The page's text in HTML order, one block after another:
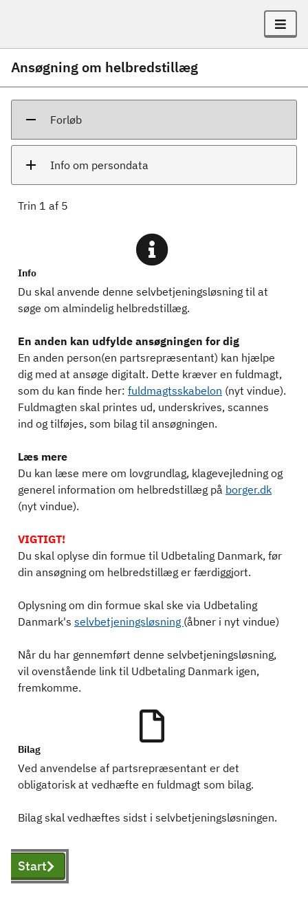
Ansøgning om helbredstillæg
Forløb
Info om persondata
Trin 1 af 5
Info
Du skal anvende denne selvbetjeningsløsning til at
søge om almindelig helbredstillæg.
En anden kan udfylde ansøgningen for dig
En anden person(en partsrepræsentant) kan hjælpe
dig med at ansøge digitalt. Dette kræver en fuldmagt,
som du kan finde her: fuldmagtsskabelon (nyt vindue).
Fuldmagten skal printes ud, underskrives, scannes
ind og tilføjes, som bilag til ansøgningen.
Læs mere
Du kan læse mere om lovgrundlag, klagevejledning og
generel information om helbredstillæg på borger.dk
(nyt vindue).
VIGTIGT!
Du skal oplyse din formue til Udbetaling Danmark, før
din ansøgning om helbredstillæg er færdiggjort.
Oplysning om din formue skal ske via Udbetaling
Danmark's selvbetjeningsløsning (åbner i nyt vindue)
Når du har gennemført denne selvbetjeningsløsning,
vil ovenstående link til Udbetaling Danmark igen,
fremkomme.
Bilag
Ved anvendelse af partsrepræsentant er det
obligatorisk at vedhæfte en fuldmagt som bilag.
Bilag skal vedhæftes sidst i selvbetjeningsløsningen.
Start